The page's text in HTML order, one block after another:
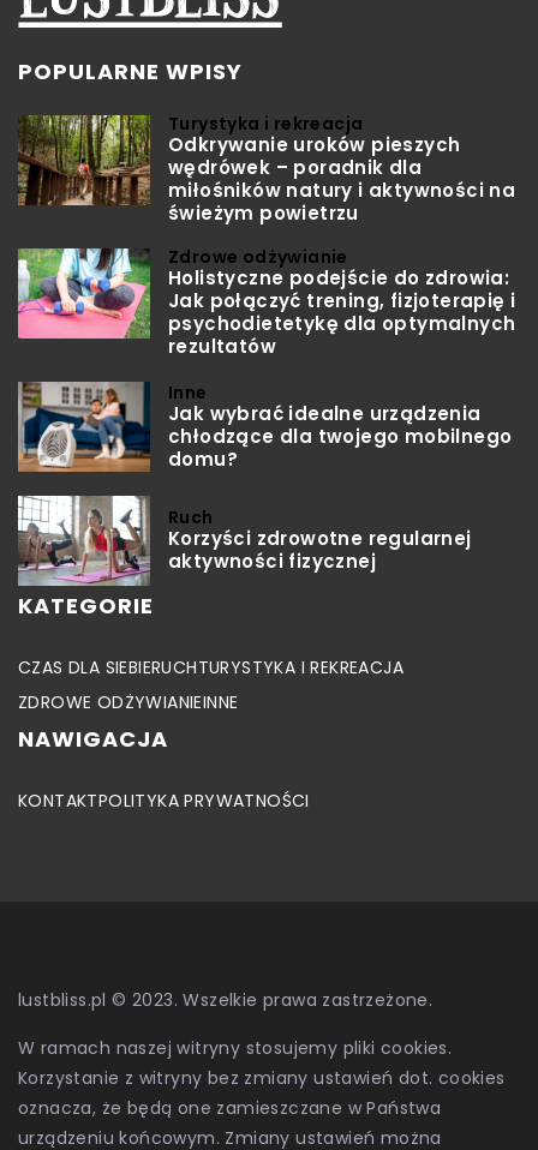
POPULARNE WPISY
Turystyka i rekreacja
Odkrywanie uroków pieszych
wędrówek – poradnik dla
miłośników natury i aktywności na
świeżym powietrzu
Zdrowe odżywianie
Holistyczne podejście do zdrowia:
Jak połączyć trening, fizjoterapię i
psychodietetykę dla optymalnych
rezultatów
Inne
Jak wybrać idealne urządzenia
chłodzące dla twojego mobilnego
domu?
Ruch
Korzyści zdrowotne regularnej
aktywności fizycznej
KATEGORIE
CZAS DLA SIEBIERUCHTURYSTYKA I REKREACJA
ZDROWE ODŻYWIANIEINNE
NAWIGACJA
KONTAKTPOLITYKA PRYWATNOŚCI
lustbliss.pl © 2023. Wszelkie prawa zastrzeżone.
W ramach naszej witryny stosujemy pliki cookies.
Korzystanie z witryny bez zmiany ustawień dot. cookies
oznacza, że będą one zamieszczane w Państwa
urządzeniu końcowym. Zmiany ustawień można